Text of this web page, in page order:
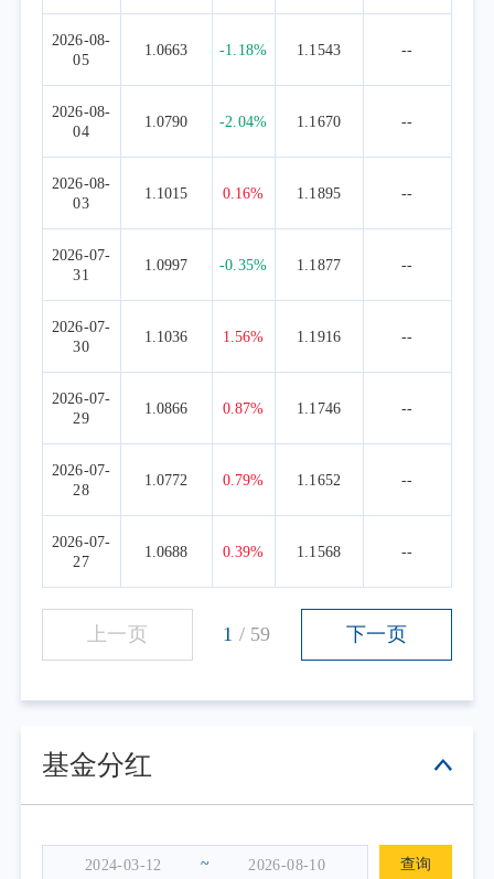
2026-08-
05
1.0663 -1.18% 1.1543 --
2026-08-
04
1.0790 -2.04% 1.1670 --
2026-08-
03
1.1015 0.16% 1.1895 --
2026-07-
31
1.0997 -0.35% 1.1877 --
2026-07-
30
1.1036 1.56% 1.1916 --
2026-07-
29
1.0866 0.87% 1.1746 --
2026-07-
28
1.0772 0.79% 1.1652 --
2026-07-
27
1.0688 0.39% 1.1568 --
上一页 1 / 59 下一页
基金分红
~ 查询